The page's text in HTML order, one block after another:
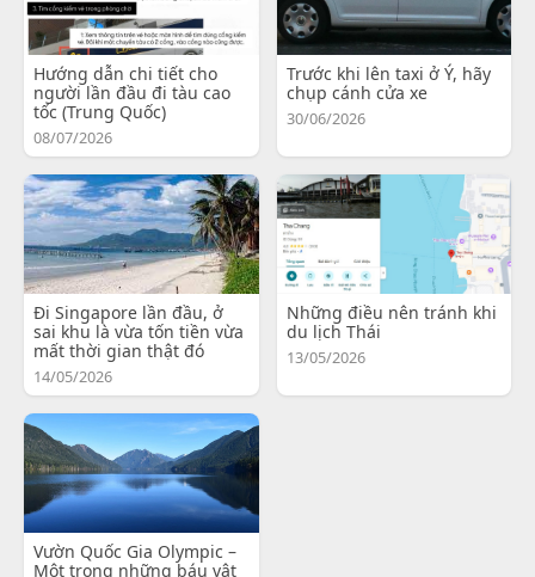
Hướng dẫn chi tiết cho
người lần đầu đi tàu cao
tốc (Trung Quốc)
08/07/2026
Trước khi lên taxi ở Ý, hãy
chụp cánh cửa xe
30/06/2026
Đi Singapore lần đầu, ở
sai khu là vừa tốn tiền vừa
mất thời gian thật đó
14/05/2026
Những điều nên tránh khi
du lịch Thái
13/05/2026
Vườn Quốc Gia Olympic –
Một trong những báu vật